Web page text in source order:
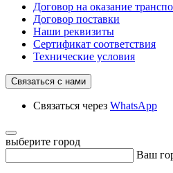
Договор на оказание
Договор поставки
Наши реквизиты
Сертификат соответствия
Технические условия
Связаться с нами
Связаться через WhatsApp
выберите город
Ваш